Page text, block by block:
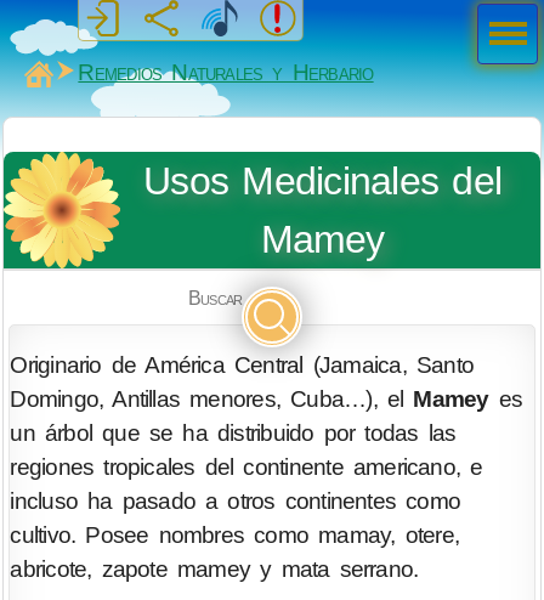
MiSabueso
Remedios Naturales y Herbario
Usos Medicinales del
Mamey
Buscar
Originario de América Central (Jamaica, Santo
Domingo, Antillas menores, Cuba…), el Mameyes
un árbol que se ha distribuido por todas las
regiones tropicales del continente americano, e
incluso ha pasado a otros continentes como
cultivo. Posee nombres como mamay, otere,
abricote, zapote mamey y mata serrano.
Men
ú